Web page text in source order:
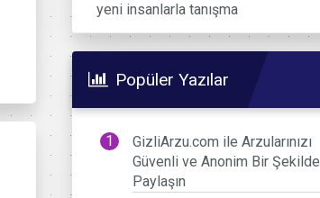
yeni insanlarla tanışma
Popüler Yazılar
GizliArzu.com ile Arzularınızı
Güvenli ve Anonim Bir Şekilde
Paylaşın